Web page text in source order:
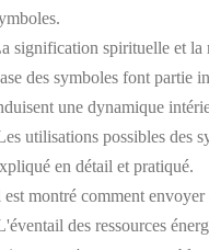
signification spirituelle et la
des symboles font partie
une dynamique
utilisations possibles des
en détail et pratiqué.
est montré comment envoyer
des ressources